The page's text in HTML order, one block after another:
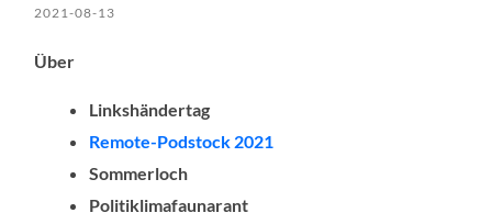
2021-08-13
Über
Linkshändertag
Remote-Podstock 2021
Sommerloch
Politiklimafaunarant